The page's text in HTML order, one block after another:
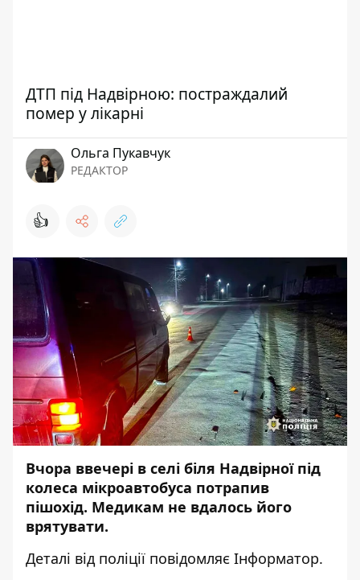
ДТП під Надвірною: постраждалий
помер у лікарні
Ольга Пукавчук
РЕДАКТОР
👍
Вчора ввечері в селі біля Надвірної під
колеса мікроавтобуса потрапив
пішохід. Медикам не вдалось його
врятувати.
Деталі від поліції повідомляє Інформатор.